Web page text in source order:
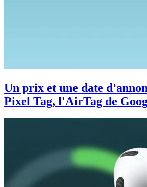
Un prix et une date
Pixel Tag, l'AirTag de